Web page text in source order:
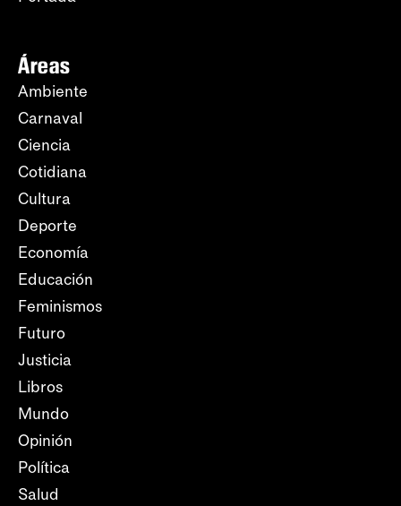
Áreas
Ambiente
Carnaval
Ciencia
Cotidiana
Cultura
Deporte
Economía
Educación
Feminismos
Futuro
Justicia
Libros
Mundo
Opinión
Política
Salud